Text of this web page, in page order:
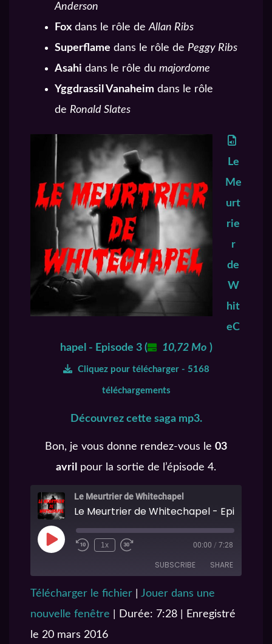
Anderson
Fox dans le rôle deAllan Ribs
Superflame dans le rôle de Peggy Ribs
Asahi dans le rôle du majordome
Yggdrassil Vanaheim dans le rôle
de Ronald Slates
Le
Me
urt
rie
r
de
W
hit
eC
hapel - Episode 3( 10,72 Mo )
Cliquez pour télécharger - 5168
téléchargements
Découvrez cette saga mp3.
Bon, je vous donne rendez-vous le 03
avril
pour la sortie de l’épisode 4.
Le Meurtrier de Whitechapel
Le Meurtrier de Whitechapel - Episode 3
1x 00:00 / 7:28
SUBSCRIBE SHARE
LINK
Télécharger le fichier
Jouer dans une
nouvelle fenêtre
Durée: 7:28
Enregistré
le 20 mars 2016